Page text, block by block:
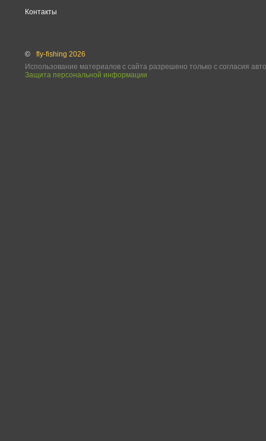
Контакты
©
fly-fishing 2026
Использование материалов с сайта разрешено только с согласия
Защита персональной информации